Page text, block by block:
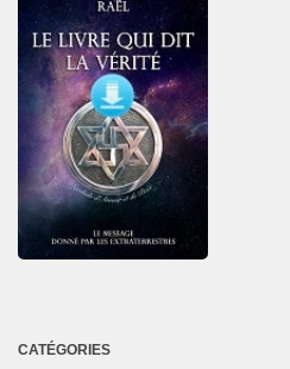
CATÉGORIES